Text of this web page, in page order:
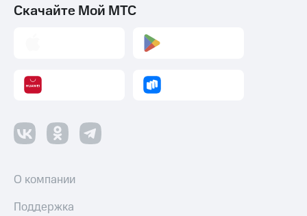
Скачайте Мой МТС
О компании
Поддержка